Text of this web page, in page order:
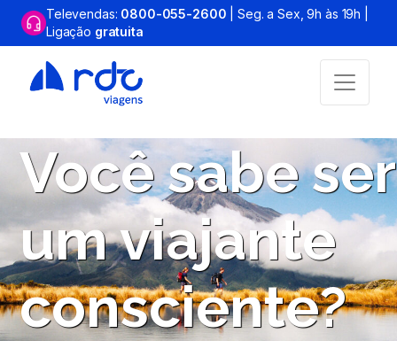
Televendas: 0800-055-2600 | Seg. a Sex, 9h às 19h |
Ligação gratuita
Você sabe ser
um viajante
consciente?